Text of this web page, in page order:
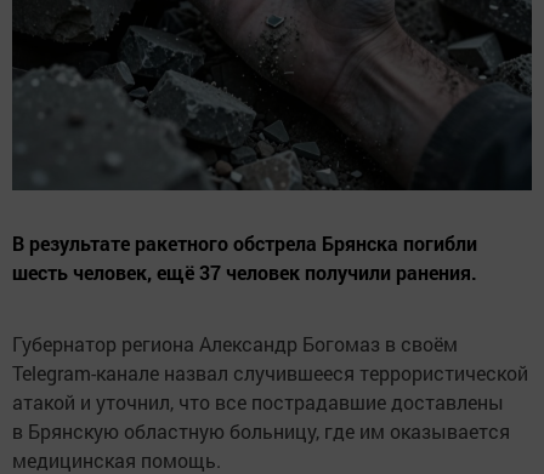
В результате ракетного обстрела Брянска погибли
шесть человек, ещё 37 человек получили ранения.
Губернатор региона Александр Богомаз в своём
Telegram-канале назвал случившееся террористической
атакой и уточнил, что все пострадавшие доставлены
в Брянскую областную больницу, где им оказывается
медицинская помощь.